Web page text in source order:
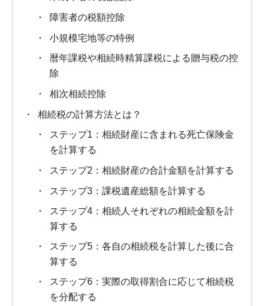
障害者の税額控除
小規模宅地等の特例
暦年課税や相続時精算課税による贈与税の控
除
相次相続控除
相続税の計算方法とは？
ステップ1：相続財産に含まれる死亡保険金
を計算する
ステップ2：相続財産の合計金額を計算する
ステップ3：課税遺産総額を計算する
ステップ4：相続人それぞれの相続金額を計
算する
ステップ5：各自の相続税を計算した後に合
算する
ステップ6：実際の取得割合に応じて相続税
を分配する